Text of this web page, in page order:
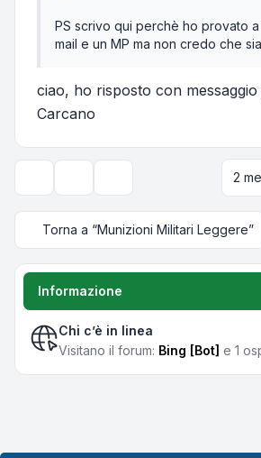
PS scrivo qui perchè ho provato
mail e un MP ma non credo che
ciao, ho risposto con
Carcano
Opzioni di 2
Torna a “Munizioni Militari Leggere”
Informazione
Chi c’è in linea
Visitano il forum: Bing [Bot] e 1